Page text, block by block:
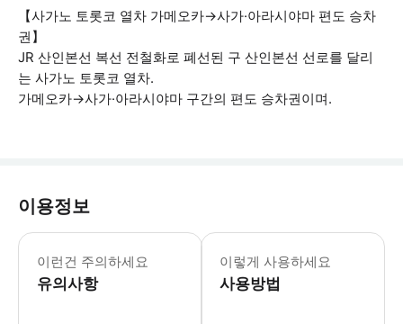
【사가노 토롯코 열차 가메오카→사가·아라시야마 편도 승차
권】
JR 산인본선 복선 전철화로 폐선된 구 산인본선 선로를 달리
는 사가노 토롯코 열차.
가메오카→사가·아라시야마 구간의 편도 승차권이며.
이용정보
이런건 주의하세요
유의사항
▶ 영업 정보 * 1월 ~ 12월 * 01:00 ~
▶ 이용 제한 사항 * [한큐 1day 패스]
▶ 준비물 * 꼭 준비해야하는 것 바우
이렇게 사용하세요
사용방법